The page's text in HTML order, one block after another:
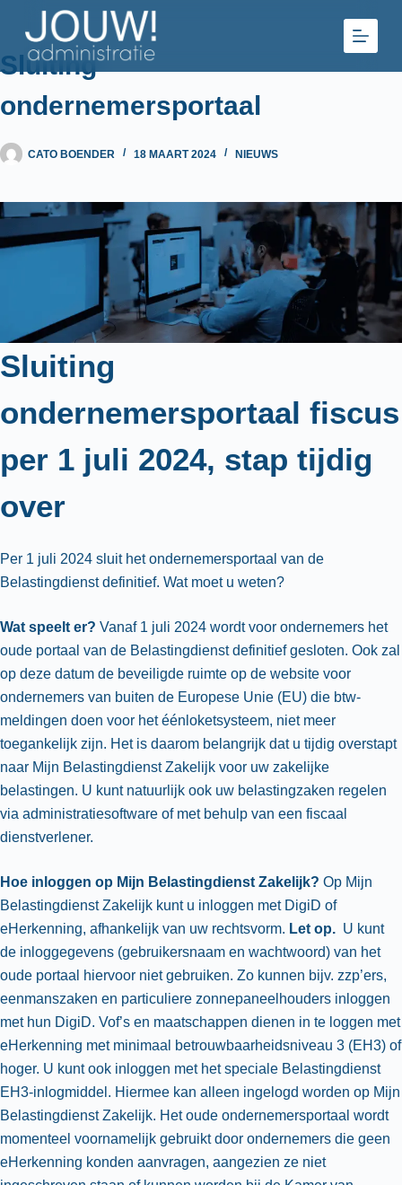
naar
de
Sluiting
ondernemersportaal
CATO BOENDER 18 MAART 2024 NIEUWS
Sluiting
ondernemersportaal fiscus
per 1 juli 2024, stap tijdig
over
Per 1 juli 2024 sluit het ondernemersportaal van de
Belastingdienst definitief. Wat moet u weten?
Wat speelt er? Vanaf 1 juli 2024 wordt voor ondernemers het
oude portaal van de Belastingdienst definitief gesloten. Ook zal
op deze datum de beveiligde ruimte op de website voor
ondernemers van buiten de Europese Unie (EU) die btw-
meldingen doen voor het éénloketsysteem, niet meer
toegankelijk zijn. Het is daarom belangrijk dat u tijdig overstapt
naar Mijn Belastingdienst Zakelijk voor uw zakelijke
belastingen. U kunt natuurlijk ook uw belastingzaken regelen
via administratiesoftware of met behulp van een fiscaal
dienstverlener.
Hoe inloggen op Mijn Belastingdienst Zakelijk? Op Mijn
Belastingdienst Zakelijk kunt u inloggen met DigiD of
eHerkenning, afhankelijk van uw rechtsvorm. Let op. U kunt
de inloggegevens (gebruikersnaam en wachtwoord) van het
oude portaal hiervoor niet gebruiken. Zo kunnen bijv. zzp’ers,
eenmanszaken en particuliere zonnepaneelhouders inloggen
met hun DigiD. Vof’s en maatschappen dienen in te loggen met
eHerkenning met minimaal betrouwbaarheidsniveau 3 (EH3) of
hoger. U kunt ook inloggen met het speciale Belastingdienst
EH3-inlogmiddel. Hiermee kan alleen ingelogd worden op Mijn
Belastingdienst Zakelijk. Het oude ondernemersportaal wordt
momenteel voornamelijk gebruikt door ondernemers die geen
eHerkenning konden aanvragen, aangezien ze niet